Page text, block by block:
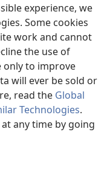
experience, we
Some cookies
work and cannot
the use of
only to improve
will ever be sold or
read the Global
Technologies.
any time by going
Society of Pennsylvania.